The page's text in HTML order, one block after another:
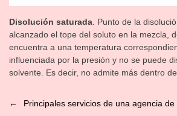
Disolución saturada . Punto de la
alcanzado el tope del soluto en la mezcla,
encuentra a una temperatura
influenciada por la presión y no se puede
solvente. Es decir, no admite más dentro
←
Principales servicios de una agencia